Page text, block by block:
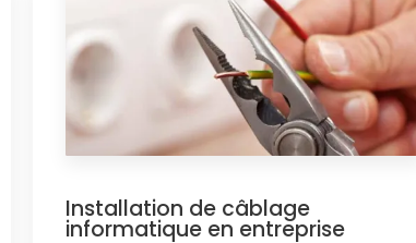
Installation de câblage
informatique en entreprise